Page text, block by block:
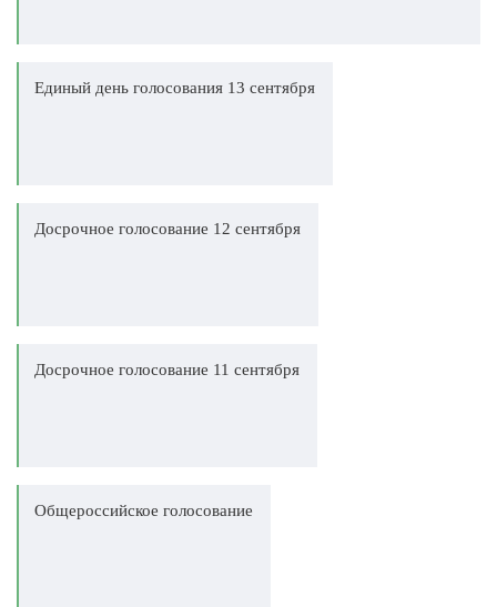
Единый день голосования 13 сентября
Досрочное голосование 12 сентября
Досрочное голосование 11 сентября
Общероссийское голосование